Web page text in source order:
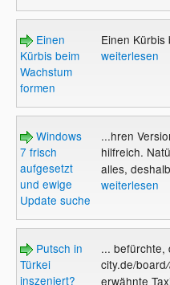
Einen
Kürbis beim
Wachstum
formen
Einen Kürbis
weiterlesen
Windows
7 frisch
aufgesetzt
und ewige
Update suche
...hren
hilfreich.
alles,
weiterlesen
Putsch in
Türkei
inszeniert?
... befürchte,
city.de/board
erwähnte